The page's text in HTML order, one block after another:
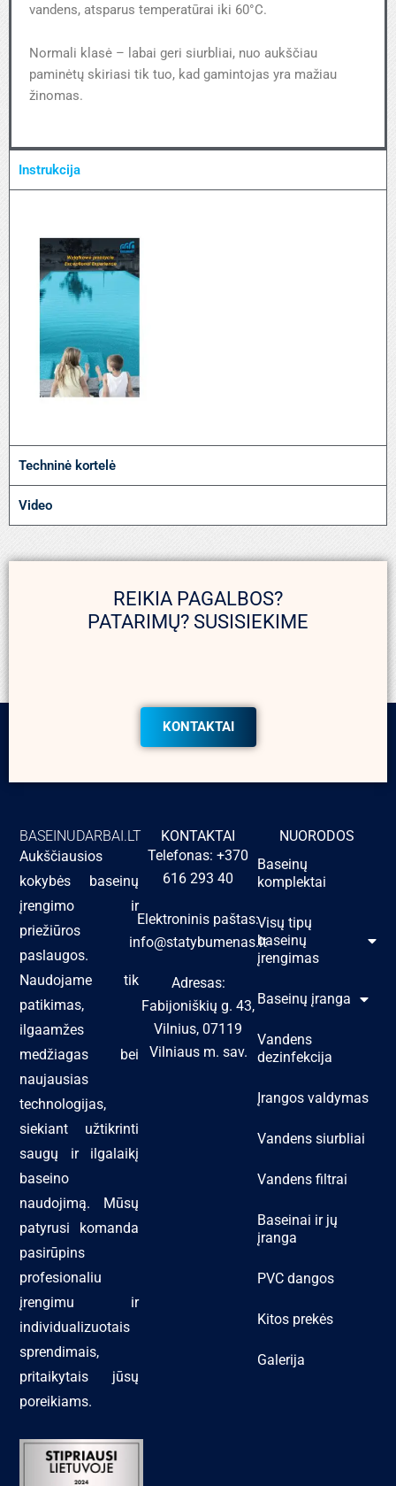
vandens, atsparus temperatūrai iki 60°C.
Normali klasė – labai geri siurbliai, nuo aukščiau
paminėtų skiriasi tik tuo, kad gamintojas yra mažiau
žinomas.
Instrukcija
Techninė kortelė
Video
REIKIA PAGALBOS?
PATARIMŲ? SUSISIEKIME
KONTAKTAI
BASEINUDARBAI.LT
Aukščiausios
kokybės baseinų
įrengimo ir
priežiūros
paslaugos.
Naudojame tik
patikimas,
ilgaamžes
medžiagas bei
naujausias
technologijas,
siekiant užtikrinti
saugų ir ilgalaikį
baseino
naudojimą. Mūsų
patyrusi komanda
pasirūpins
profesionaliu
įrengimu ir
individualizuotais
sprendimais,
pritaikytais jūsų
poreikiams.
KONTAKTAI
Telefonas: +370
616 293 40
Elektroninis paštas:
info@statybumenas.lt
Adresas:
Fabijoniškių g. 43,
Vilnius, 07119
Vilniaus m. sav.
NUORODOS
Baseinų
komplektai
Visų tipų
baseinų
įrengimas
Baseinų įranga
Vandens
dezinfekcija
Įrangos valdymas
Vandens siurbliai
Vandens filtrai
Baseinai ir jų
įranga
PVC dangos
Kitos prekės
Galerija